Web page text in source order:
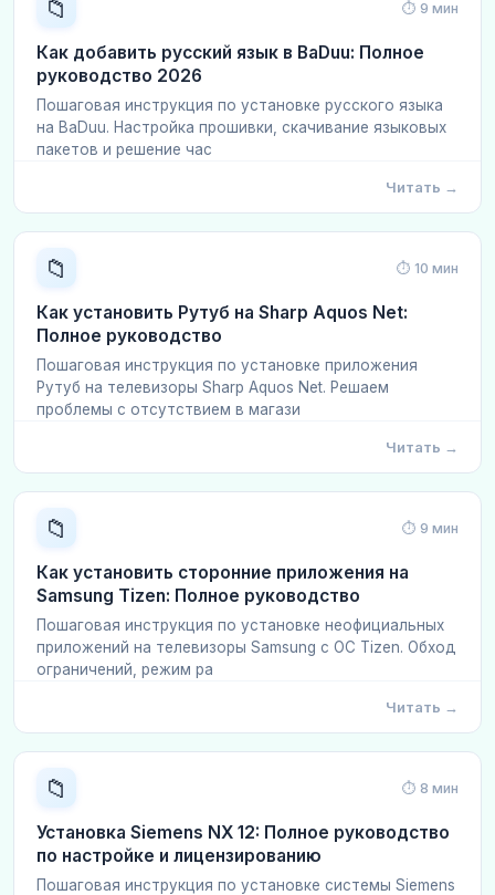
📁 ⏱ 9 мин
Как добавить русский язык в BaDuu: Полное
руководство 2026
Пошаговая инструкция по установке русского языка
на BaDuu. Настройка прошивки, скачивание языковых
пакетов и решение час
Читать →
📁 ⏱ 10 мин
Как установить Рутуб на Sharp Aquos Net:
Полное руководство
Пошаговая инструкция по установке приложения
Рутуб на телевизоры Sharp Aquos Net. Решаем
проблемы с отсутствием в магази
Читать →
📁 ⏱ 9 мин
Как установить сторонние приложения на
Samsung Tizen: Полное руководство
Пошаговая инструкция по установке неофициальных
приложений на телевизоры Samsung с ОС Tizen. Обход
ограничений, режим ра
Читать →
📁 ⏱ 8 мин
Установка Siemens NX 12: Полное руководство
по настройке и лицензированию
Пошаговая инструкция по установке системы Siemens